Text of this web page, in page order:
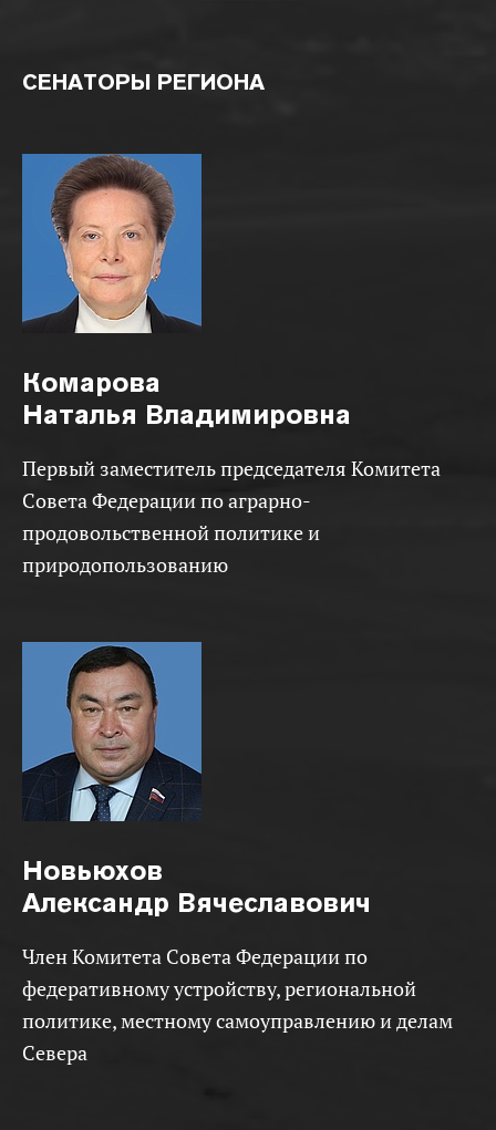
СЕНАТОРЫ РЕГИОНА
Комарова
Наталья Владимировна
Первый заместитель председателя Комитета
Совета Федерации по аграрно-
продовольственной политике и
природопользованию
Новьюхов
Александр Вячеславович
Член Комитета Совета Федерации по
федеративному устройству, региональной
политике, местному самоуправлению и делам
Севера